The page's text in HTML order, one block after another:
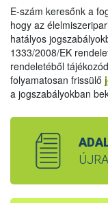
E-szám keresőnk a
hogy az
hatályos
1333/2008/EK
rendeletéből
folyamatosan frissülő
a jogszabályokban